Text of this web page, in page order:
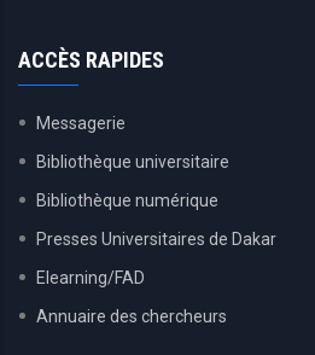
ACCÈS RAPIDES
Messagerie
Bibliothèque universitaire
Bibliothèque numérique
Presses Universitaires de Dakar
Elearning/FAD
Annuaire des chercheurs